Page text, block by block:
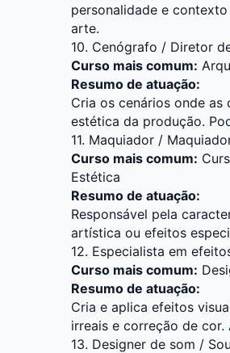
personalidade e
arte.
10. Cenógrafo / Diretor
Curso mais comum:
Resumo de atuação:
Cria os cenários onde as
estética da produção.
11. Maquiador /
Curso mais comum:
Estética
Resumo de atuação:
Responsável pela
artística ou efeitos
12. Especialista em
Curso mais comum:
Resumo de atuação:
Cria e aplica efeitos
irreais e correção de
13. Designer de som /